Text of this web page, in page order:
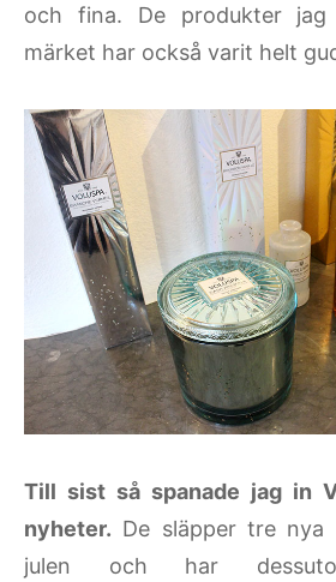
och fina. De produkter
märket har också varit helt
Till sist så spanade jag in
nyheter. De släpper tre nya
julen och har